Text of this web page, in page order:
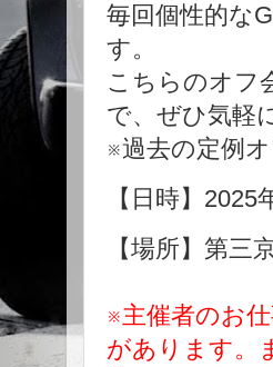
毎回個性的な
す。
こちらのオフ
で、ぜひ気軽
※過去の定例
【日時】
【場所】第三
※主催者のお
があります。